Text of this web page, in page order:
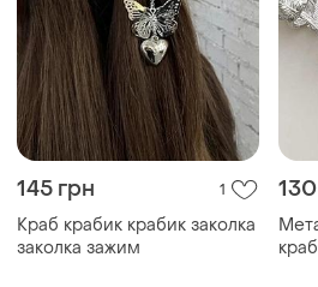
145 грн 1
Краб крабик крабик заколка
заколка зажим